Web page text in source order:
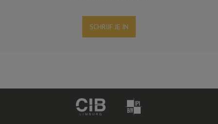
SCHRIJF JE IN